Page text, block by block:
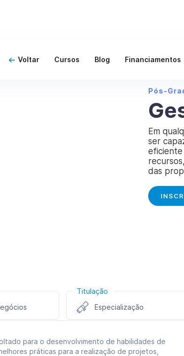
Voltar Cursos Blog Financiamentos
Pós-
Em
ser
eficiente
das
Titulação
Especialização
para o desenvolvimento de habilidades de
práticas para a realização de projetos,